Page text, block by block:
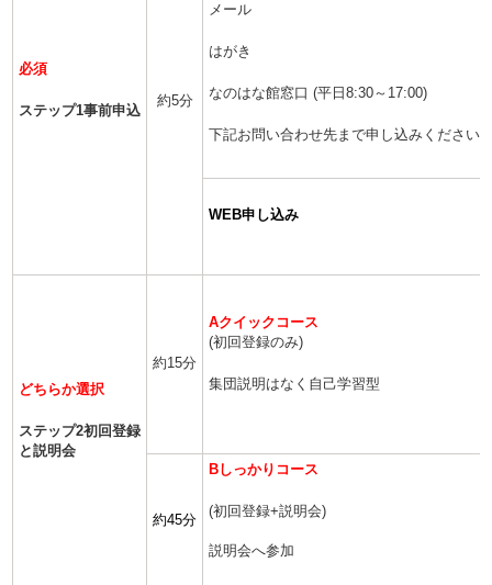
必須
ステップ1事前申込
約5分
メール
はがき
なのはな館窓口 (平日8:30～17:00)
下記お問い合わせ先まで申し込みください
WEB申し込み
どちらか選択
ステップ2初回登録
と説明会
約15分
Aクイックコース
(初回登録のみ)
集団説明はなく自己学習型
約45分
Bしっかりコース
(初回登録+説明会)
説明会へ参加